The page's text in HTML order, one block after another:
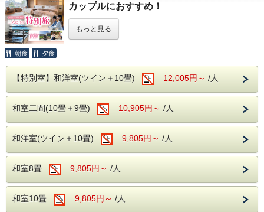
カップルにおすすめ！
国宝・松本城＆国営アルプスあづみの公園
ダブルチケット付き 一泊二食バイキングプ
歴史と自然、どちらも楽しめる、カップルにおすすめのダブ
ルチケット付き宿泊プランです。
ホテルでゆっくりとお過ごしいただいた翌日は、まずは
宝・松本城へ。美しい天守閣や城下町を散策しながら、松本
ならではの風情をお楽しみください。
その後は安曇野へ足を延ばし、国営アルプスあづみの公園
へ。四季折々の花々や豊かな緑に囲まれながら、森林浴やの
んびりとした散策を満喫。自然の中で心も体もリフレッシュ
できる、癒しのデートにぴったりです。
お帰りは安曇野ICから高速道路をご利用いただけるため、ご
さらに、本プランでは
国営アルプスあ
追加
料金1,390円でご利用いただけます。個別に購入するよりも
お得に、松本・安曇野エリアの人気スポットを満喫できるお
もっと見る
朝食 夕食
【特別室】和洋室(ツイン＋10畳) 12,005円～ /人
和室二間(10畳＋9畳) 10,905円～ /人
和洋室(ツイン＋10畳) 9,805円～ /人
和室8畳 9,805円～ /人
和室10畳 9,805円～ /人